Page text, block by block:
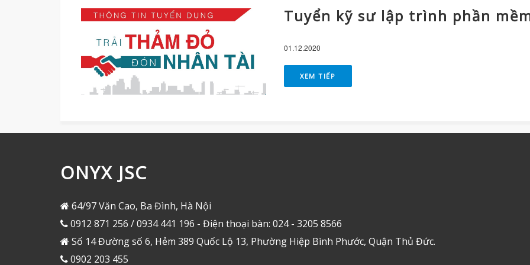
Tuyển kỹ sư lập trình phần
01.12.2020
XEM TIẾP
ONYX JSC
64/97 Văn Cao, Ba Đình, Hà Nội
0912 871 256 / 0934 441 196 - Điện thoại bàn: 024 - 3205 8566
Số 14 Đường số 6, Hẻm 389 Quốc Lộ 13, Phường Hiệp Bình Phước, Quận Thủ Đức.
0902 203 455